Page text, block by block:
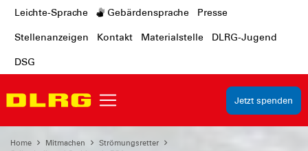
Leichte-Sprache Gebärdensprache Presse
Stellenanzeigen Kontakt Materialstelle DLRG-Jugend
DSG
Jetzt spenden
Home Mitmachen
Strömungsretter